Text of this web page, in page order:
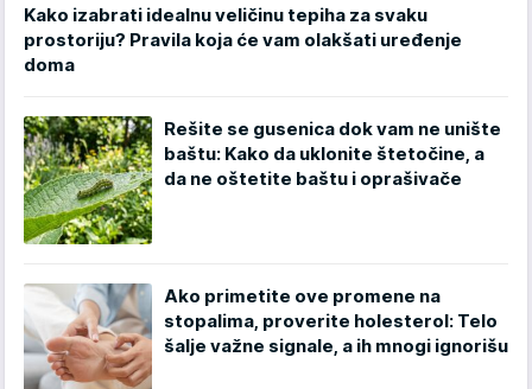
Kako izabrati idealnu veličinu tepiha za svaku
prostoriju? Pravila koja će vam olakšati uređenje
doma
Rešite se gusenica dok vam ne unište
baštu: Kako da uklonite štetočine, a
da ne oštetite baštu i oprašivače
Ako primetite ove promene na
stopalima, proverite holesterol: Telo
šalje važne signale, a ih mnogi ignorišu